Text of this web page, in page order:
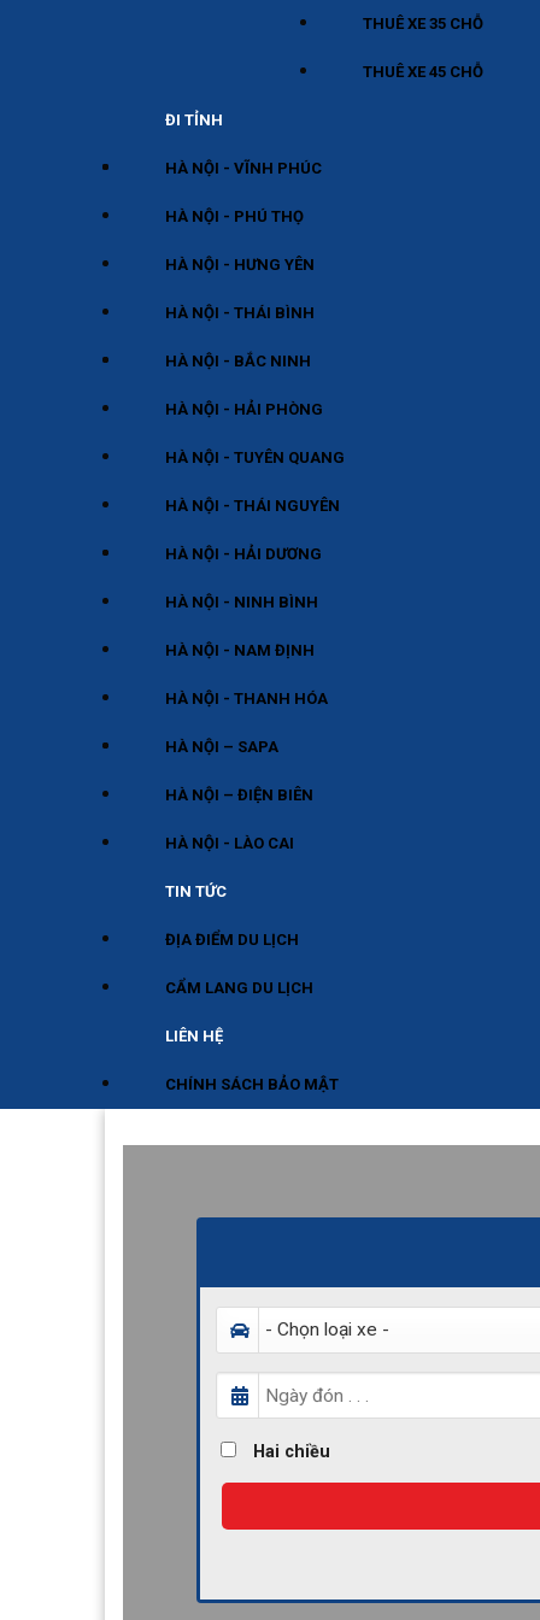
THUÊ XE 35 CHỖ
THUÊ XE 45 CHỖ
ĐI TỈNH
HÀ NỘI - VĨNH PHÚC
HÀ NỘI - PHÚ THỌ
HÀ NỘI - HƯNG YÊN
HÀ NỘI - THÁI BÌNH
HÀ NỘI - BẮC NINH
HÀ NỘI - HẢI PHÒNG
HÀ NỘI - TUYÊN QUANG
HÀ NỘI - THÁI NGUYÊN
HÀ NỘI - HẢI DƯƠNG
HÀ NỘI - NINH BÌNH
HÀ NỘI - NAM ĐỊNH
HÀ NỘI - THANH HÓA
HÀ NỘI – SAPA
HÀ NỘI – ĐIỆN BIÊN
HÀ NỘI - LÀO CAI
TIN TỨC
ĐỊA ĐIỂM DU LỊCH
CẨM LANG DU LỊCH
LIÊN HỆ
CHÍNH SÁCH BẢO MẬT
Hai chiều